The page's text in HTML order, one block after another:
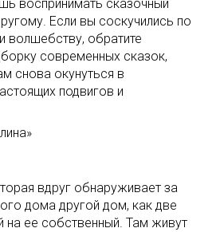
воспринимать сказочный
Если вы соскучились по
волшебству, обратите
современных сказок,
снова окунуться в
подвигов и
вдруг обнаруживает за
дома другой дом, как две
на ее собственный. Там живут